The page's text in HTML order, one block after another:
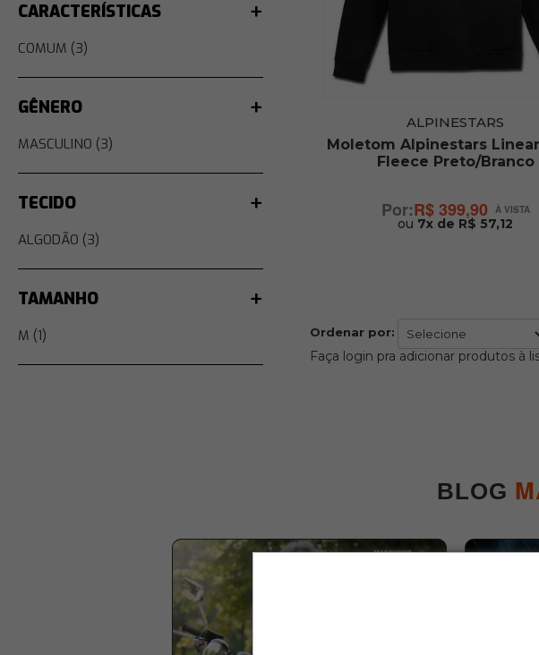
CARACTERÍSTICAS
COMUM (3)
GÊNERO
MASCULINO (3)
TECIDO
ALGODÃO (3)
TAMANHO
M (1)
ALPINESTARS
Moletom Alpinestars
Fleece Preto/Branco
R$ 399,90
ou 7x de R$ 57,12
Ordenar por:
Faça login pra adicionar produtos à
BLOG